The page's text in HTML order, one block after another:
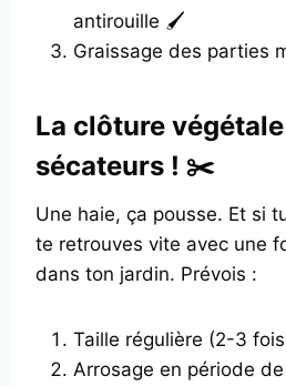
antirouille 🖌️
Graissage des parties
La clôture
sécateurs ! ✂️
Une haie, ça pousse. Et si
te retrouves vite avec une
dans ton jardin. Prévois :
Taille régulière (2-3
Arrosage en période de